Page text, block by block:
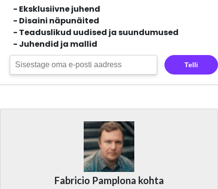
- Eksklusiivne juhend
- Disaini näpunäited
- Teaduslikud uudised ja suundumused
- Juhendid ja mallid
Telli
Fabricio Pamplona kohta